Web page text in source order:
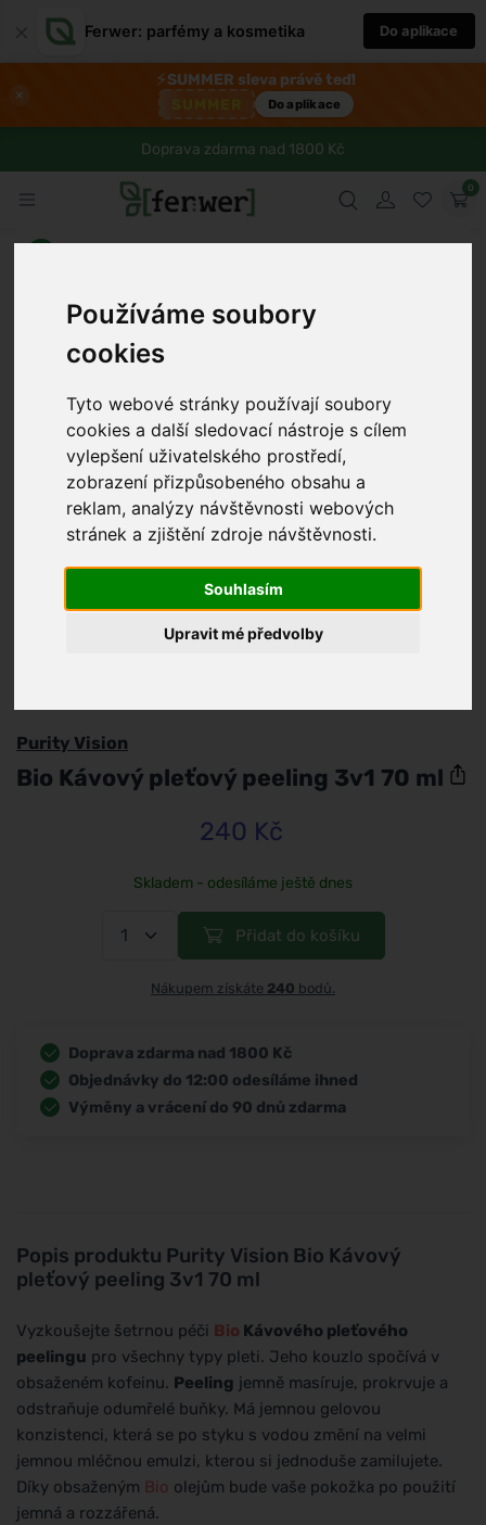
Používáme soubory
cookies
Tyto webové stránky používají soubory
cookies a další sledovací nástroje s cílem
vylepšení uživatelského prostředí,
zobrazení přizpůsobeného obsahu a
reklam, analýzy návštěvnosti webových
stránek a zjištění zdroje návštěvnosti.
Souhlasím
Upravit mé předvolby
Ferwer: parfémy a kosmetika Do aplikace
×
⚡SUMMER sleva právě teď!
Do aplikace
Doprava zdarma nad 1800 Kč
0
Popis produktu Purity Vision Bio Kávový
pleťový peeling 3v1 70 ml
Vyzkoušejte šetrnou péči Bio Kávového pleťového
peelingu pro všechny typy pleti. Jeho kouzlo spočívá v
obsaženém kofeinu. Peeling jemně masíruje, prokrvuje a
odstraňuje odumřelé buňky. Má jemnou gelovou
konzistenci, která se po styku s vodou změní na velmi
jemnou mléčnou emulzi, kterou si jednoduše zamilujete.
Díky obsaženým Bio olejům bude vaše pokožka po použití
jemná a rozzářená.
Purity Vision
Bio Kávový pleťový peeling 3v1 70 ml
240 Kč
Skladem - odesíláme ještě dnes
Přidat do košíku
Nákupem získáte 240 bodů.
Doprava zdarma nad 1800 Kč
Objednávky do 12:00 odesíláme ihned
Výměny a vrácení do 90 dnů zdarma